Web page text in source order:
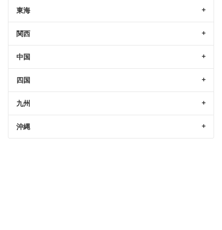
東海
関西
中国
四国
九州
沖縄